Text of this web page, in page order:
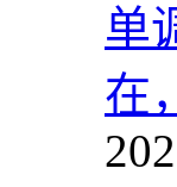
单
在